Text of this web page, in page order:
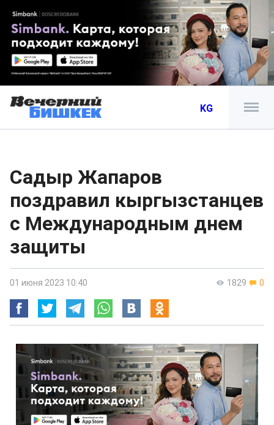
KG
Садыр Жапаров
поздравил кыргызстанцев
с Международным днем
защиты
1829 0
01 июня 2023 10:40